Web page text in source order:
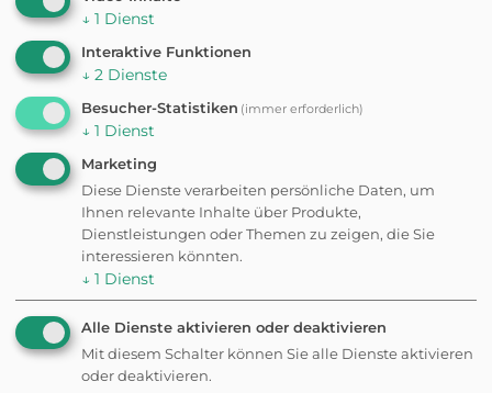
✦ Eigene Bewertung schreiben
Fehler gefunden? Feedback senden
Weitere
Ausflugsziele in der
Nähe
↓ 1 Dienst
Interaktive Funktionen
↓ 2 Dienste
Besucher-Statistiken (immer erforderlich)
↓ 1 Dienst
Marketing
Diese Dienste verarbeiten persönliche Daten, um
Ihnen relevante Inhalte über Produkte,
Dienstleistungen oder Themen zu zeigen, die Sie
interessieren könnten.
↓ 1 Dienst
Alle Dienste aktivieren oder deaktivieren
Mit diesem Schalter können Sie alle Dienste aktivieren
oder deaktivieren.